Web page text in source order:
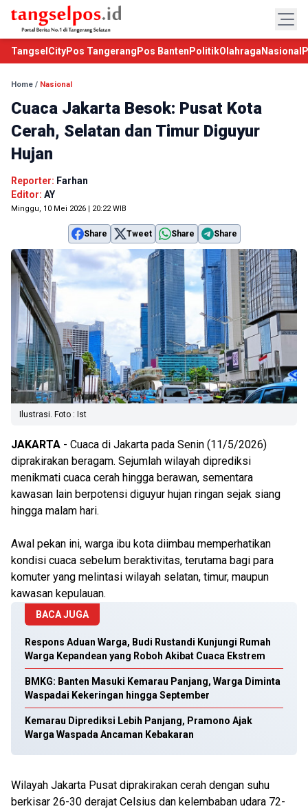
TangselCityPos Tangerang Pos Banten PolitikOlahraga Nasional
Home / Nasional
Cuaca Jakarta Besok: Pusat Kota
Cerah, Selatan dan Timur Diguyur
Hujan
Reporter: Farhan
Editor: AY
Minggu, 10 Mei 2026 | 20:22 WIB
Share Tweet Share Share
Ilustrasi. Foto : Ist
JAKARTA - Cuaca di Jakarta pada Senin (11/5/2026)
diprakirakan beragam. Sejumlah wilayah diprediksi
menikmati cuaca cerah hingga berawan, sementara
kawasan lain berpotensi diguyur hujan ringan sejak siang
hingga malam hari.
Awal pekan ini, warga ibu kota diimbau memperhatikan
kondisi cuaca sebelum beraktivitas, terutama bagi para
komuter yang melintasi wilayah selatan, timur, maupun
kawasan kepulauan.
BACA JUGA
Respons Aduan Warga, Budi Rustandi Kunjungi Rumah
Warga Kepandean yang Roboh Akibat Cuaca Ekstrem
BMKG: Banten Masuki Kemarau Panjang, Warga Diminta
Waspadai Kekeringan hingga September
Kemarau Diprediksi Lebih Panjang, Pramono Ajak
Warga Waspada Ancaman Kebakaran
Wilayah Jakarta Pusat diprakirakan cerah dengan suhu
berkisar 26-30 derajat Celsius dan kelembaban udara 72-